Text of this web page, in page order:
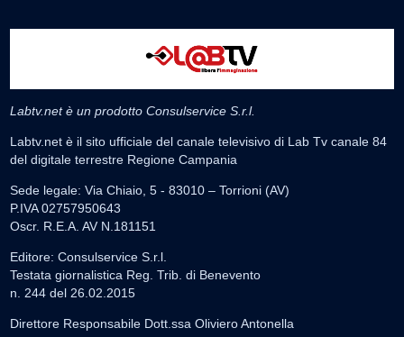
Labtv.net è un prodotto Consulservice S.r.l.
Labtv.net è il sito ufficiale del canale televisivo di Lab Tv canale 84
del digitale terrestre Regione Campania
Sede legale: Via Chiaio, 5 - 83010 – Torrioni (AV)
P.IVA 02757950643
Oscr. R.E.A. AV N.181151
Editore: Consulservice S.r.l.
Testata giornalistica Reg. Trib. di Benevento
n. 244 del 26.02.2015
Direttore Responsabile Dott.ssa Oliviero Antonella